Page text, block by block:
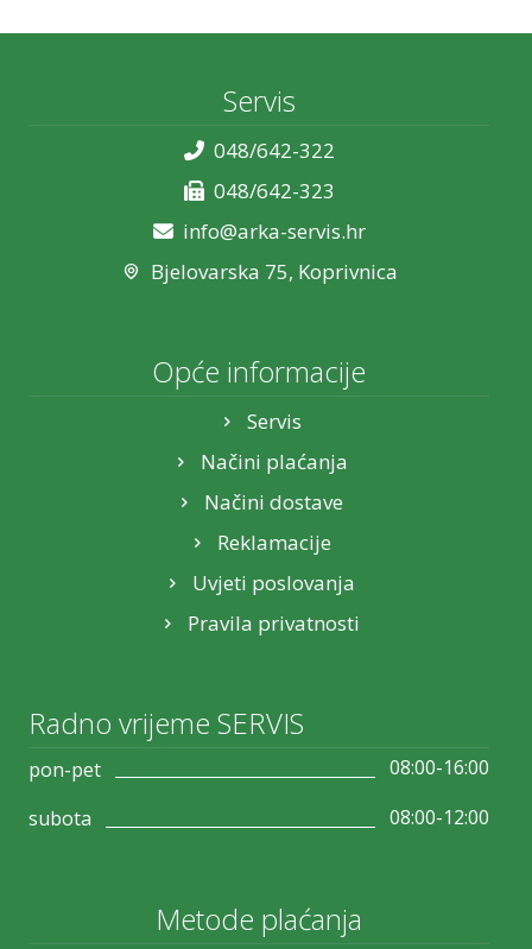
Potrošni materijal
Žičano
Mehanička
Servis
048/642-322
048/642-323
info@arka-servis.hr
Bjelovarska 75, Koprivnica
Opće informacije
Servis
Načini plaćanja
Načini dostave
Reklamacije
Uvjeti poslovanja
Pravila privatnosti
Radno vrijeme SERVIS
pon-pet
08:00-16:00
subota
08:00-12:00
Metode plaćanja